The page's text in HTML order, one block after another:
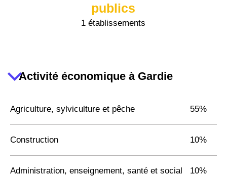
publics
1 établissements
Activité économique à Gardie
Agriculture, sylviculture et pêche 55%
Construction 10%
Administration, enseignement, santé et social 10%